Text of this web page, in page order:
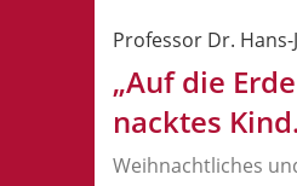
Professor Dr.
„Auf die
nacktes
Weihnachtliches